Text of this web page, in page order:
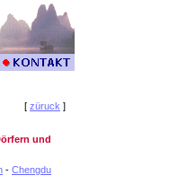
[ züruck ]
und
- Chengdu